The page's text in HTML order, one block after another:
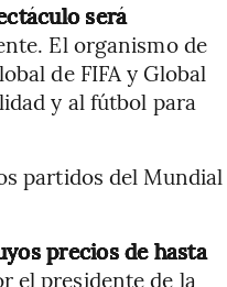
será
El organismo de
de FIFA y Global
y al fútbol para
partidos del Mundial
precios de hasta
el presidente de la